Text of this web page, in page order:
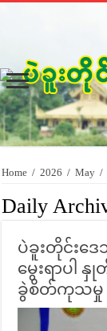
Home / 2026 / May /
Daily
ပဲခူးတိုင်းဒ
မွေးရာပါ
ခွဲစိတ်ကုသမှု